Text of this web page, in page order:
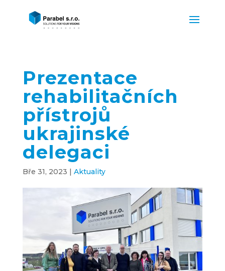
Prezentace
rehabilitačních
přístrojů
ukrajinské
delegaci
Bře 31, 2023 | Aktuality